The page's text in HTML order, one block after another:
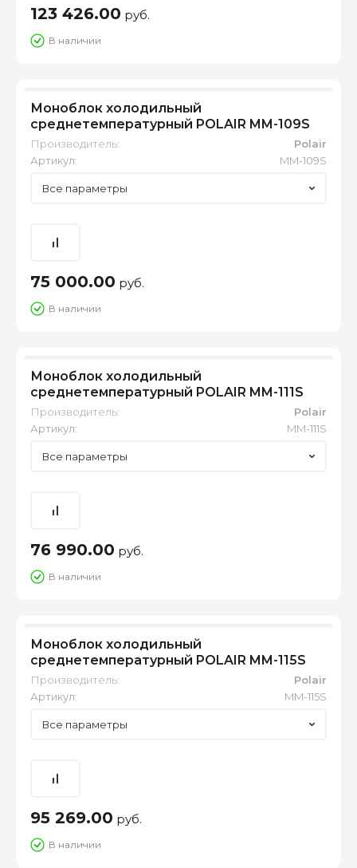
123 426.00 руб.
В наличии
Моноблок холодильный
среднетемпературный POLAIR MM-109S
Производитель:
Polair
Артикул:
MM-109S
Все параметры
75 000.00 руб.
В наличии
Моноблок холодильный
среднетемпературный POLAIR MM-111S
Производитель:
Polair
Артикул:
MM-111S
Все параметры
76 990.00 руб.
В наличии
Моноблок холодильный
среднетемпературный POLAIR MM-115S
Производитель:
Polair
Артикул:
MM-115S
Все параметры
95 269.00 руб.
В наличии